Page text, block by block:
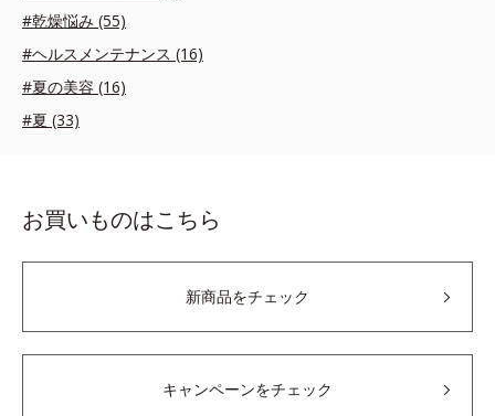
#乾燥悩み (55)
#ヘルスメンテナンス (16)
#夏の美容 (16)
#夏 (33)
お買いものはこちら
新商品をチェック
キャンペーンをチェック